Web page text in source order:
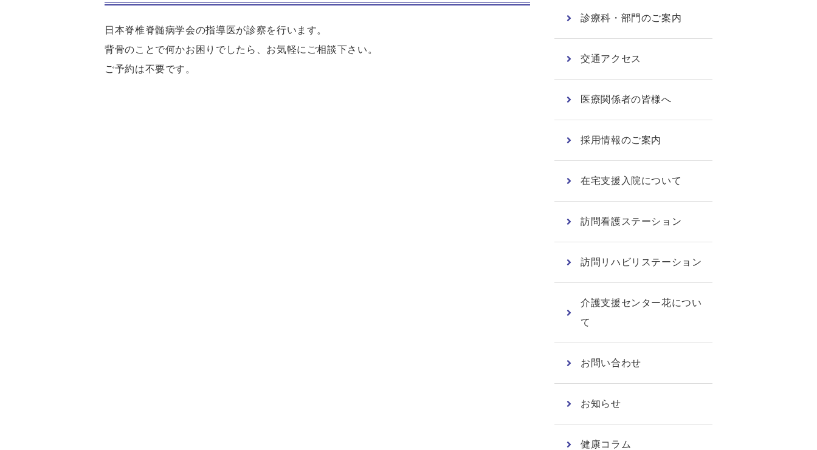
日本脊椎脊髄病学会の指導医が診察を行います。
背骨のことで何かお困りでしたら、お気軽にご相談下さい。
ご予約は不要です。
診療科・部門のご案内
交通アクセス
医療関係者の皆様へ
採用情報のご案内
在宅支援入院について
訪問看護ステーション
訪問リハビリステーション
介護支援センター花につい
て
お問い合わせ
お知らせ
健康コラム